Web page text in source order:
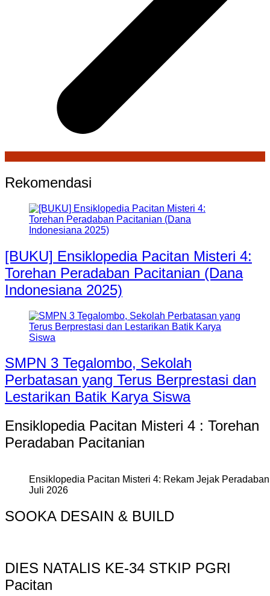
Rekomendasi
[BUKU] Ensiklopedia Pacitan Misteri 4:
Torehan Peradaban Pacitanian (Dana
Indonesiana 2025)
SMPN 3 Tegalombo, Sekolah
Perbatasan yang Terus Berprestasi dan
Lestarikan Batik Karya Siswa
Ensiklopedia Pacitan Misteri 4 : Torehan
Peradaban Pacitanian
Ensiklopedia Pacitan Misteri 4: Rekam Jejak
Juli 2026
SOOKA DESAIN & BUILD
DIES NATALIS KE-34 STKIP PGRI
Pacitan